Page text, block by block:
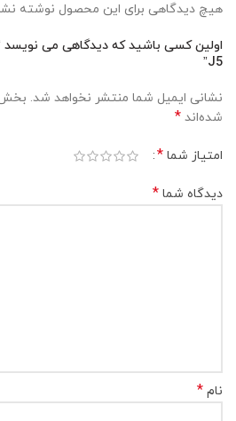
هیچ دیدگاهی برای این محصول نوشته
J5”
نشانی ایمیل شما منتشر نخواهد شد.
شده‌اند *
امتیاز شما *
دیدگاه شما *
نام *